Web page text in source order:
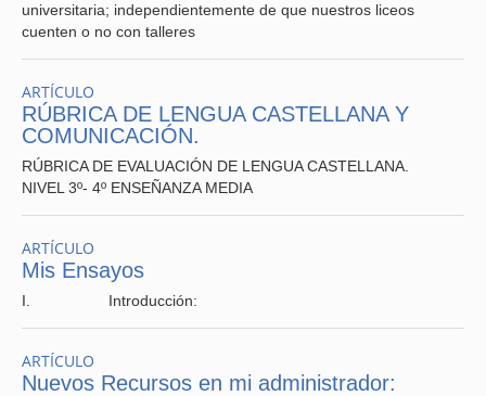
universitaria; independientemente de que nuestros liceos
cuenten o no con talleres
ARTÍCULO
RÚBRICA DE LENGUA CASTELLANA Y
COMUNICACIÓN.
RÚBRICA DE EVALUACIÓN DE LENGUA CASTELLANA.
NIVEL 3º- 4º ENSEÑANZA MEDIA
ARTÍCULO
Mis Ensayos
I. Introducción:
ARTÍCULO
Nuevos Recursos en mi administrador: